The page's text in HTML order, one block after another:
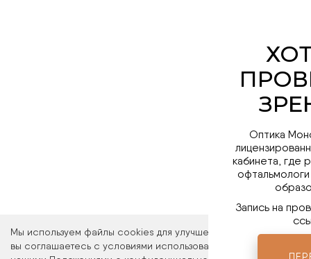
Мы используем файлы cookies для улучшения работы сайта.
вы соглашаетесь с условиями использования файлов cookies.
Оптика
кабинета, где
Запись на